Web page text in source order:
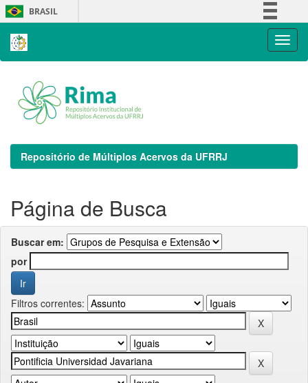
Skip
navigation
BRASIL
Repositório de Múltiplos Acervos da UFRRJ
Página de Busca
Buscar em:
por
Filtros correntes: